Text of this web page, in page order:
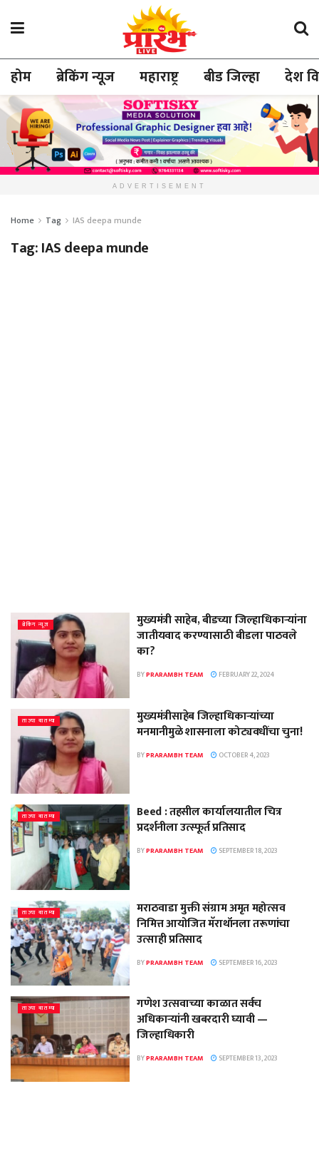
होम ब्रेकिंग न्यूज महाराष्ट्र बीड जिल्हा देश
ADVERTISEMENT
Home Tag IAS deepa munde
Tag:IAS deepa munde
ब्रेकिंग न्यूज
मुख्यमंत्री साहेब, बीडच्या जिल्हाधिकाऱ्यांना
जातीयवाद करण्यासाठी बीडला पाठवले
का?
BYPRARAMBH TEAM FEBRUARY 22, 2024
ताज्या बातम्या
मुख्यमंत्रीसाहेब जिल्हाधिकाऱ्यांच्या
मनमानीमुळे शासनाला कोट्यवधींचा चुना!
BYPRARAMBH TEAM OCTOBER 4, 2023
ताज्या बातम्या
Beed : तहसील कार्यालयातील चित्र
प्रदर्शनीला उत्स्फूर्त प्रतिसाद
BYPRARAMBH TEAM SEPTEMBER 18, 2023
ताज्या बातम्या
मराठवाडा मुक्ती संग्राम अमृत महोत्सव
निमित्त आयोजित मॅराथॉनला तरूणांचा
उत्साही प्रतिसाद
BYPRARAMBH TEAM SEPTEMBER 16, 2023
ताज्या बातम्या
गणेश उत्सवाच्या काळात सर्वच
अधिकाऱ्यांनी खबरदारी घ्यावी —
जिल्हाधिकारी
BYPRARAMBH TEAM SEPTEMBER 13, 2023